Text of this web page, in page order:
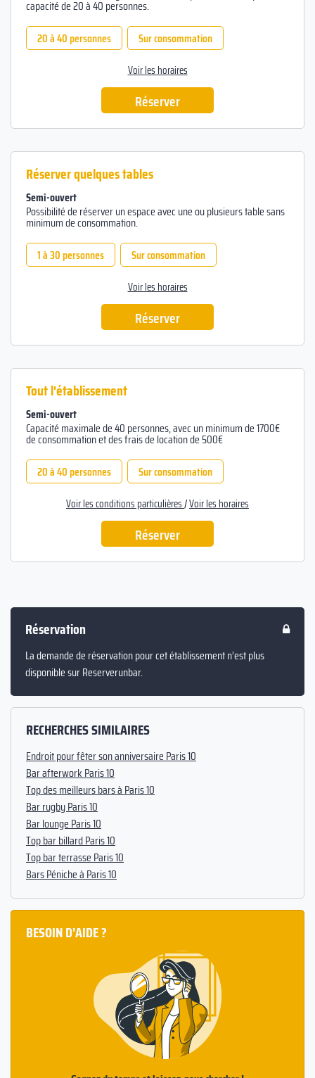
capacité de 20 à 40 personnes.
20 à 40 personnes
Sur consommation
Voir les horaires
Réserver
Réserver quelques tables
Semi-ouvert
Possibilité de réserver un espace avec une ou plusieurs table sans
minimum de consommation.
1 à 30 personnes
Sur consommation
Voir les horaires
Réserver
Tout l'établissement
Semi-ouvert
Capacité maximale de 40 personnes, avec un minimum de 1700€
de consommation et des frais de location de 500€
20 à 40 personnes
Sur consommation
Voir les conditions particulières/Voir les horaires
Réserver
Réservation
La demande de réservation pour cet établissement n’est plus
disponible sur Reserverunbar.
RECHERCHES SIMILAIRES
Endroit pour fêter son anniversaire Paris 10
Bar afterwork Paris 10
Top des meilleurs bars à Paris 10
Bar rugby Paris 10
Bar lounge Paris 10
Top bar billard Paris 10
Top bar terrasse Paris 10
Bars Péniche à Paris 10
BESOIN D'AIDE ?